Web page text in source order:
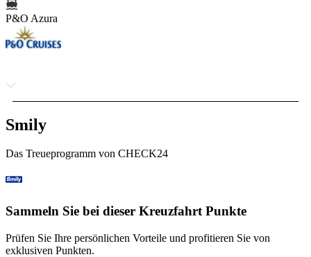
P&O Azura
Smily
Das Treueprogramm von CHECK24
Sammeln Sie bei dieser Kreuzfahrt Punkte
Prüfen Sie Ihre persönlichen Vorteile und profitieren Sie von
exklusiven Punkten.